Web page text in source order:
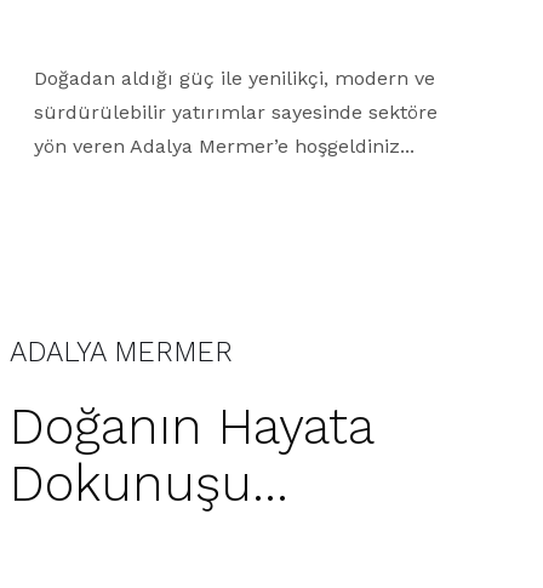
Doğadan aldığı güç ile yenilikçi, modern ve
sürdürülebilir yatırımlar sayesinde sektöre
yön veren Adalya Mermer’e hoşgeldiniz...
ADALYA MERMER
Doğanın Hayata
Dokunuşu…